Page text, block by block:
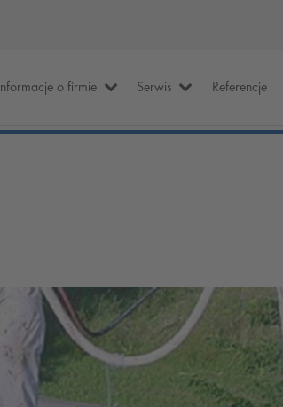
Informacje o firmie Serwis Referencje